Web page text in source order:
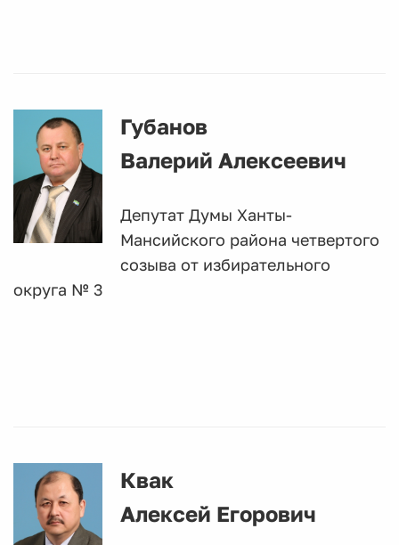
Губанов
Валерий Алексеевич
Депутат Думы Ханты-
Мансийского района четвертого
созыва от избирательного
округа № 3
Квак
Алексей Егорович